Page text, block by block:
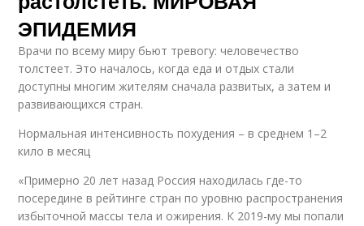
ЭПИДЕМИЯ
Врачи по всему миру бьют тревогу: человечество
толстеет. Это началось, когда еда и отдых стали
доступны многим жителям сначала развитых, а затем и
развивающихся стран.
Нормальная интенсивность похудения – в среднем 1–2
кило в месяц
«Примерно 20 лет назад Россия находилась где-то
посередине в рейтинге стран по уровню распространения
избыточной массы тела и ожирения. К 2019-му мы попали